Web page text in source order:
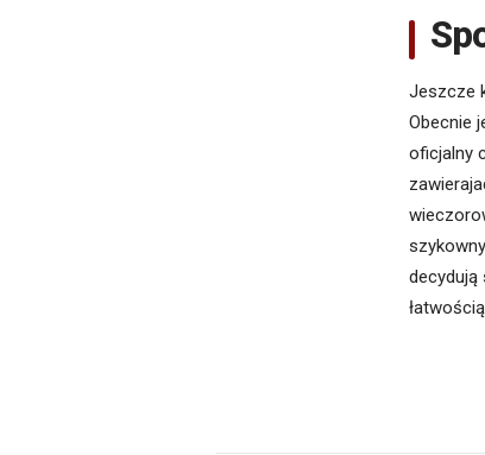
Jeszcze
Obecnie
oficjalny
decydują